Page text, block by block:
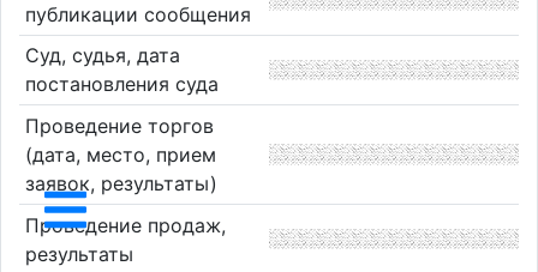
публикации сообщения
Суд, судья, дата
постановления суда
Проведение торгов
(дата, место, прием
заявок, результаты)
Проведение продаж,
результаты